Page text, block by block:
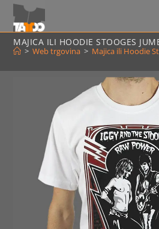
Preskoči
sadržajMAJICA ILI HOODIE STOOGES
> Web trgovina > Majica ili Hoodie